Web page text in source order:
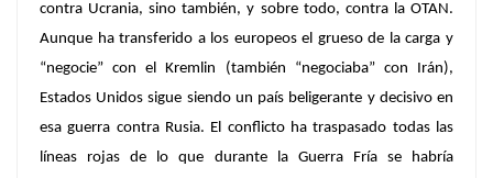
contra Ucrania, sino también, y sobre todo, contra la OTAN.
Aunque ha transferido a los europeos el grueso de la carga y
“negocie” con el Kremlin (también “negociaba” con Irán),
Estados Unidos sigue siendo un país beligerante y decisivo en
esa guerra contra Rusia. El conflicto ha traspasado todas las
líneas rojas de lo que durante la Guerra Fría se habría